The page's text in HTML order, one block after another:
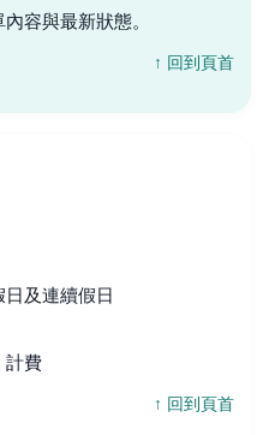
容與最新狀態。
↑ 回到頁首
及連續假日
計費
↑ 回到頁首